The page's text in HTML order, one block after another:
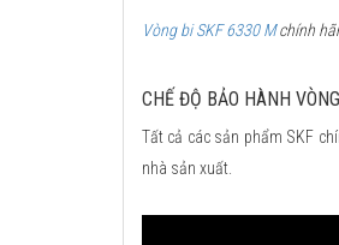
Vòng bi SKF 6330 Mchính
CHẾ ĐỘ BẢO HÀNH
Tất cả các sản phẩm SKF
nhà sản xuất.